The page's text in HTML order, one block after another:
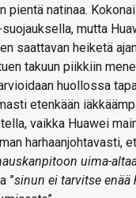
pientä natinaa.
mutta
saattavan heiketä
takuun piikkiin
huollossa
etenkään
vaikka Huawei
harhaanjohtavasti,
uima-
”sinun ei tarvitse enää